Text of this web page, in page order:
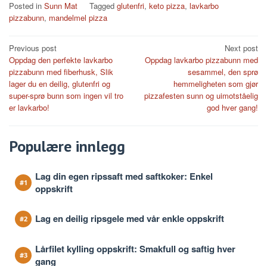
Posted in Sunn Mat Tagged glutenfri, keto pizza, lavkarbo
pizzabunn, mandelmel pizza
Post
navigation
Previous post
Oppdag den perfekte lavkarbo
pizzabunn med fiberhusk, Slik
lager du en deilig, glutenfri og
super-sprø bunn som ingen vil tro
er lavkarbo!
Next post
Oppdag lavkarbo pizzabunn med
sesammel, den sprø
hemmeligheten som gjør
pizzafesten sunn og uimotståelig
god hver gang!
Populære innlegg
Lag din egen ripssaft med saftkoker: Enkel
oppskrift
Lag en deilig ripsgele med vår enkle oppskrift
Lårfilet kylling oppskrift: Smakfull og saftig hver
gang